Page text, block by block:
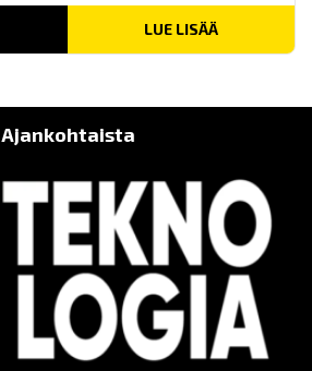
LUE LISÄÄ
Ajankohtaista